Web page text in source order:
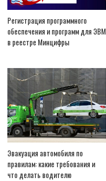
Регистрация программного
обеспечения и программ для ЭВМ
в реестре Минцифры
Эвакуация автомобиля по
правилам: какие требования и
что делать водителю